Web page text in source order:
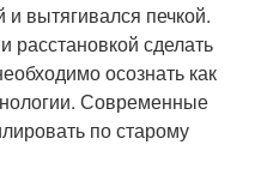
вытягивался печкой.
расстановкой сделать
осознать как
Современные
по старому